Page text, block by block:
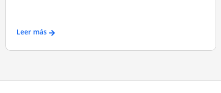
Leer más